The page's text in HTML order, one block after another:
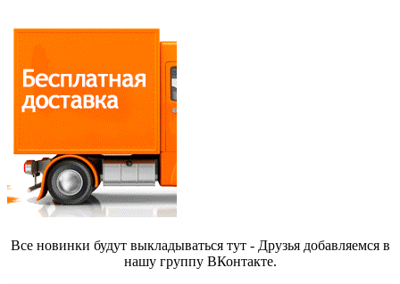
Все новинки будут выкладываться тут - Друзья добавляемся в
нашу группу ВКонтакте.